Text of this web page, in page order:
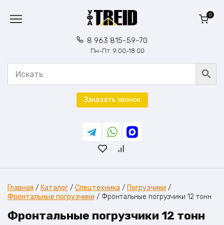
содержанию
8 963 815-59-70
Пн-Пт: 9:00-18:00
0
Заказать звонок
Главная / Каталог / Спецтехника / Погрузчики /
Фронтальные погрузчики / Фронтальные погрузчики 12 тонн
Фронтальные погрузчики 12 тонн